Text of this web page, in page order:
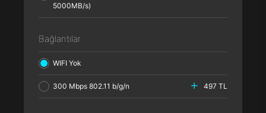
5000MB/s)
Bağlantılar
WIFI Yok
300 Mbps 802.11 b/g/n 497 TL